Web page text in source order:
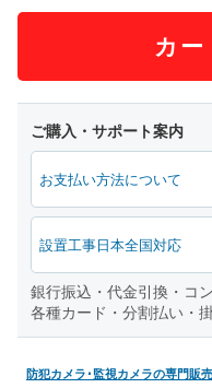
カー
お支払い方法について
設置工事日本全国対応
銀行振込・代金引換・コ
各種カード・分割払い・
防犯カメラ･監視カメラの専門販